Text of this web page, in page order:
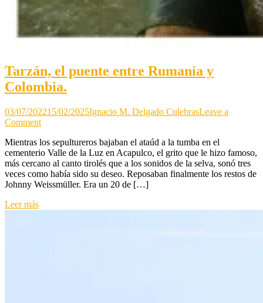
Tarzán, el puente entre Rumanía y
Colombia.
03/07/202215/02/2025Ignacio M. Delgado CulebrasLeave a
Commenton
el
puente
entre
Rumanía
y
Mientras los sepultureros bajaban el ataúd a la tumba en el
cementerio Valle de la Luz en Acapulco, el grito que le hizo famoso,
más cercano al canto tirolés que a los sonidos de la selva, sonó tres
veces como había sido su deseo. Reposaban finalmente los restos de
Johnny Weissmüller. Era un 20 de […]
Leer más